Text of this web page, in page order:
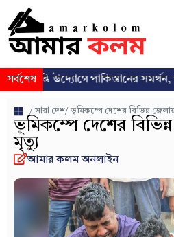
সর্বশেষ
উদ্যোগে পাকিস্তানের সমর্থন, স্বাধীন
/ সারা দেশ/ ভূমিকম্পে দেশের বিভিন্ন
ভূমিকম্পে দেশের
মৃত্যু
আমার কলম অনলাইন